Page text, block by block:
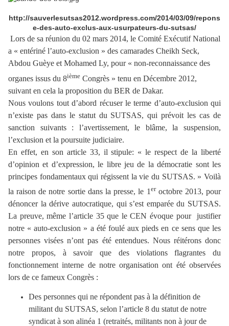
http://sauverlesutsas2012.wordpress.com/2014/03/09/repons
e-des-auto-exclus-aux-usurpateurs-du-sutsas/
Lors de sa réunion du 02 mars 2014, le Comité Exécutif National
a « entériné l’auto-exclusion » des camarades Cheikh Seck,
Abdou Guèye et Mohamed Ly, pour « non-reconnaissance des
organes issus du 8ième Congrès » tenu en Décembre 2012,
suivant en cela la proposition du BER de Dakar.
Nous voulons tout d’abord récuser le terme d’auto-exclusion qui
n’existe pas dans le statut du SUTSAS, qui prévoit les cas de
sanction suivants : l’avertissement, le blâme, la suspension,
l’exclusion et la poursuite judiciaire.
En effet, en son article 33, il stipule: « le respect de la liberté
d’opinion et d’expression, le libre jeu de la démocratie sont les
principes fondamentaux qui régissent la vie du SUTSAS. » Voilà
la raison de notre sortie dans la presse, le 1 eroctobre 2013, pour
dénoncer la dérive autocratique, qui s’est emparée du SUTSAS.
La preuve, même l’article 35 que le CEN évoque pour
justifier
notre « auto-exclusion » a été foulé aux pieds en ce sens que les
personnes visées n’ont pas été entendues. Nous réitérons donc
notre propos, à savoir que des violations flagrantes du
fonctionnement interne de notre organisation ont été observées
lors de ce fameux Congrès :
Des personnes qui ne répondent pas à la définition de
militant du SUTSAS, selon l’article 8 du statut de notre
syndicat à son alinéa 1 (retraités, militants non à jour de